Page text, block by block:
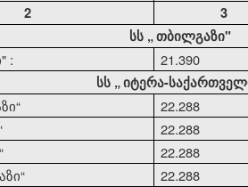
2
3
სს „თბილგაზი"
:
21.390
სს „იტერა-
“
22.288
22.288
“
22.288
“
22.288